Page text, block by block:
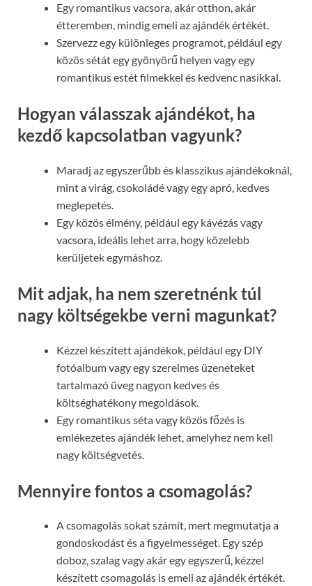
Egy romantikus vacsora, akár otthon, akár
étteremben, mindig emeli az ajándék értékét.
Szervezz egy különleges programot, például egy
közös sétát egy gyönyörű helyen vagy egy
romantikus estét filmekkel és kedvenc nasikkal.
Hogyan válasszak ajándékot, ha
kezdő kapcsolatban vagyunk?
Maradj az egyszerűbb és klasszikus ajándékoknál,
mint a virág, csokoládé vagy egy apró, kedves
meglepetés.
Egy közös élmény, például egy kávézás vagy
vacsora, ideális lehet arra, hogy közelebb
kerüljetek egymáshoz.
Mit adjak, ha nem szeretnénk túl
nagy költségekbe verni magunkat?
Kézzel készített ajándékok, például egy DIY
fotóalbum vagy egy szerelmes üzeneteket
tartalmazó üveg nagyon kedves és
költséghatékony megoldások.
Egy romantikus séta vagy közös főzés is
emlékezetes ajándék lehet, amelyhez nem kell
nagy költségvetés.
Mennyire fontos a csomagolás?
A csomagolás sokat számít, mert megmutatja a
gondoskodást és a figyelmességet. Egy szép
doboz, szalag vagy akár egy egyszerű, kézzel
készített csomagolás is emeli az ajándék értékét.